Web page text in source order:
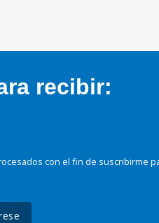
recibir:
con el fin de suscribirme